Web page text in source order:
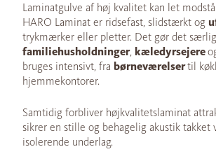
Laminatgulve af høj kvalitet kan let
HARO Laminat er ridsefast, slidstærkt og
trykmærker eller pletter. Det gør det
familiehusholdninger, kæledyrsejere
bruges intensivt, fra børneværelsertil
hjemmekontorer.
Samtidig forbliver højkvalitetslaminat
sikrer en stille og behagelig akustik takket
isolerende underlag.